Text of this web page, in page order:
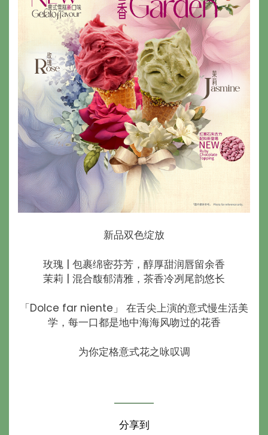
新品双色绽放
玫瑰 | 包裹绵密芬芳，醇厚甜润唇留余香
茉莉 | 混合馥郁清雅，茶香冷冽尾韵悠长
「Dolce far niente」 在舌尖上演的意式慢生活美
学，每一口都是地中海海风吻过的花香
为你定格意式花之咏叹调
分享到